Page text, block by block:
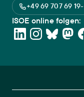
+49 69 707 69
ISOE online folgen: